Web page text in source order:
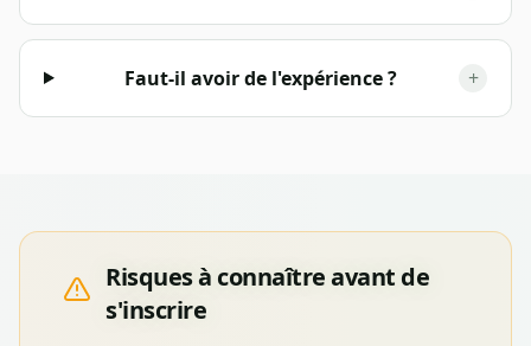
Faut-il avoir de l'expérience ? +
Risques à connaître avant de
s'inscrire